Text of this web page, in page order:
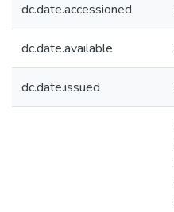
dc.date.accessioned
dc.date.available
dc.date.issued